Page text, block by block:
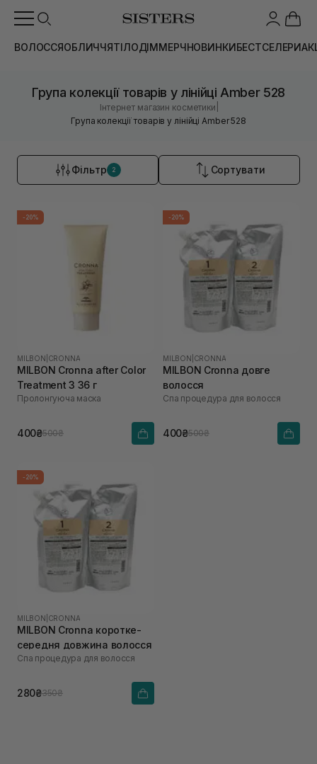
ВОЛОССЯОБЛИЧЧЯТІЛОДІММЕРЧНОВИНКИБЕСТСЕЛЕРИ
Група колекції товарів у лінійці Amber 528
Інтернет магазин косметики
Група колекції товарів у лінійці Amber 528
Фільтр 2 Сортувати
-20%
MILBON CRONNA
MILBON Cronna after Color
Treatment 3 36 г
Пролонгуюча маска
400₴500₴
-20%
MILBON CRONNA
MILBON Cronna довге
волосся
Спа процедура для волосся
400₴500₴
-20%
MILBON CRONNA
MILBON Cronna коротке-
середня довжина волосся
Спа процедура для волосся
280₴350₴